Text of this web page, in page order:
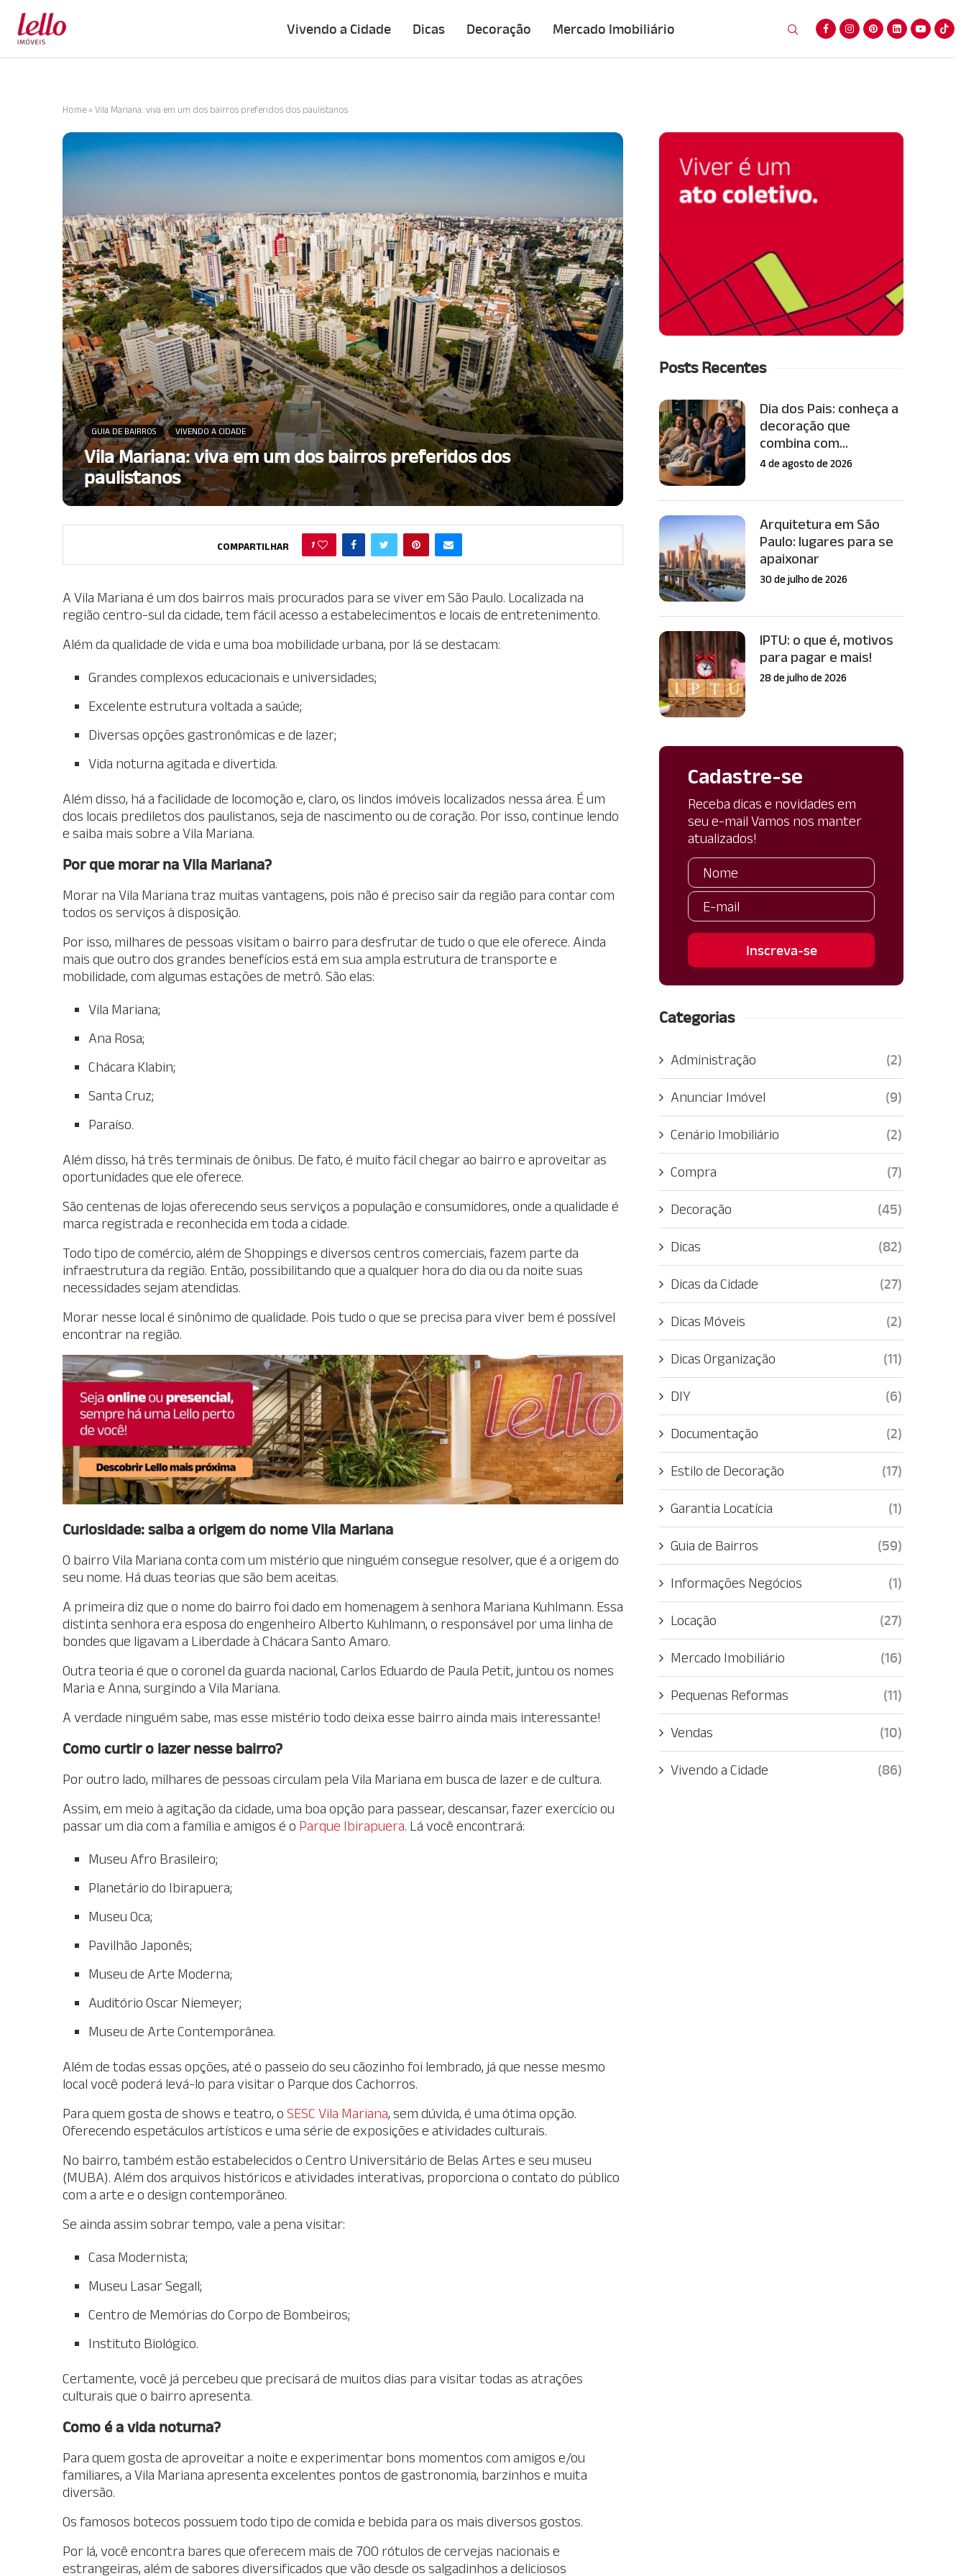
Vivendo a Cidade Dicas Decoração Mercado Imobiliário
Home » Vila Mariana: viva em um dos bairros preferidos dos paulistanos
GUIA DE BAIRROS VIVENDO A CIDADE
Vila Mariana: viva em um dos bairros preferidos dos
paulistanos
COMPARTILHAR 1
A Vila Mariana é um dos bairros mais procurados para se viver em São Paulo. Localizada na
região centro-sul da cidade, tem fácil acesso a estabelecimentos e locais de entretenimento.
Além da qualidade de vida e uma boa mobilidade urbana, por lá se destacam:
Grandes complexos educacionais e universidades;
Excelente estrutura voltada a saúde;
Diversas opções gastronômicas e de lazer;
Vida noturna agitada e divertida.
Além disso, há a facilidade de locomoção e, claro, os lindos imóveis localizados nessa área. É um
dos locais prediletos dos paulistanos, seja de nascimento ou de coração. Por isso, continue lendo
e saiba mais sobre a Vila Mariana.
Por que morar na Vila Mariana?
Morar na Vila Mariana traz muitas vantagens, pois não é preciso sair da região para contar com
todos os serviços à disposição.
Por isso, milhares de pessoas visitam o bairro para desfrutar de tudo o que ele oferece. Ainda
mais que outro dos grandes benefícios está em sua ampla estrutura de transporte e
mobilidade, com algumas estações de metrô. São elas:
Vila Mariana;
Ana Rosa;
Chácara Klabin;
Santa Cruz;
Paraíso.
Além disso, há três terminais de ônibus. De fato, é muito fácil chegar ao bairro e aproveitar as
oportunidades que ele oferece.
São centenas de lojas oferecendo seus serviços a população e consumidores, onde a qualidade é
marca registrada e reconhecida em toda a cidade.
Todo tipo de comércio, além de Shoppings e diversos centros comerciais, fazem parte da
infraestrutura da região. Então, possibilitando que a qualquer hora do dia ou da noite suas
necessidades sejam atendidas.
Morar nesse local é sinônimo de qualidade. Pois tudo o que se precisa para viver bem é possível
encontrar na região.
Curiosidade: saiba a origem do nome Vila Mariana
O bairro Vila Mariana conta com um mistério que ninguém consegue resolver, que é a origem do
seu nome. Há duas teorias que são bem aceitas.
A primeira diz que o nome do bairro foi dado em homenagem à senhora Mariana Kuhlmann. Essa
distinta senhora era esposa do engenheiro Alberto Kuhlmann, o responsável por uma linha de
bondes que ligavam a Liberdade à Chácara Santo Amaro.
Outra teoria é que o coronel da guarda nacional, Carlos Eduardo de Paula Petit, juntou os nomes
Maria e Anna, surgindo a Vila Mariana.
A verdade ninguém sabe, mas esse mistério todo deixa esse bairro ainda mais interessante!
Como curtir o lazer nesse bairro?
Por outro lado, milhares de pessoas circulam pela Vila Mariana em busca de lazer e de cultura.
Assim, em meio à agitação da cidade, uma boa opção para passear, descansar, fazer exercício ou
passar um dia com a família e amigos é o Parque Ibirapuera. Lá você encontrará:
Museu Afro Brasileiro;
Planetário do Ibirapuera;
Museu Oca;
Pavilhão Japonês;
Museu de Arte Moderna;
Auditório Oscar Niemeyer;
Museu de Arte Contemporânea.
Além de todas essas opções, até o passeio do seu cãozinho foi lembrado, já que nesse mesmo
local você poderá levá-lo para visitar o Parque dos Cachorros.
Para quem gosta de shows e teatro, o SESC Vila Mariana, sem dúvida, é uma ótima opção.
Oferecendo espetáculos artísticos e uma série de exposições e atividades culturais.
No bairro, também estão estabelecidos o Centro Universitário de Belas Artes e seu museu
(MUBA). Além dos arquivos históricos e atividades interativas, proporciona o contato do público
com a arte e o design contemporâneo.
Se ainda assim sobrar tempo, vale a pena visitar:
Casa Modernista;
Museu Lasar Segall;
Centro de Memórias do Corpo de Bombeiros;
Instituto Biológico.
Certamente, você já percebeu que precisará de muitos dias para visitar todas as atrações
culturais que o bairro apresenta.
Como é a vida noturna?
Para quem gosta de aproveitar a noite e experimentar bons momentos com amigos e/ou
familiares, a Vila Mariana apresenta excelentes pontos de gastronomia, barzinhos e muita
diversão.
Os famosos botecos possuem todo tipo de comida e bebida para os mais diversos gostos.
Por lá, você encontra bares que oferecem mais de 700 rótulos de cervejas nacionais e
estrangeiras, além de sabores diversificados que vão desde os salgadinhos a deliciosos
Posts Recentes
Dia dos Pais: conheça a
decoração que
combina com...
4 de agosto de 2026
Arquitetura em São
Paulo: lugares para se
apaixonar
30 de julho de 2026
IPTU: o que é, motivos
para pagar e mais!
28 de julho de 2026
Cadastre-se
Receba dicas e novidades em
seu e-mail Vamos nos manter
atualizados!
Categorias
Administração (2)
Anunciar Imóvel (9)
Cenário Imobiliário (2)
Compra (7)
Decoração (45)
Dicas (82)
Dicas da Cidade (27)
Dicas Móveis (2)
Dicas Organização (11)
DIY (6)
Documentação (2)
Estilo de Decoração (17)
Garantia Locatícia (1)
Guia de Bairros (59)
Informações Negócios (1)
Locação (27)
Mercado Imobiliário (16)
Pequenas Reformas (11)
Vendas (10)
Vivendo a Cidade (86)